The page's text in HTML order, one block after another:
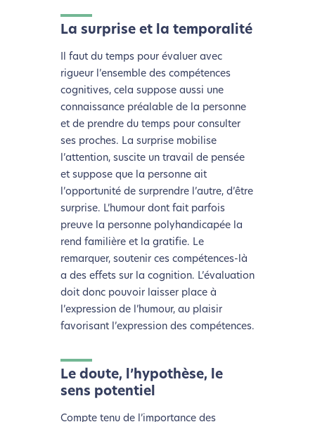
navigation, vous pouvez
Eco. Celui-ci sollicitera très peu nos serveurs et vous
deviendrez ainsi un acteur majeur de
l’écoconception.
Merci pour votre contribution !
Activer le Mode Eco Annuler
La surprise et la temporalité
Il faut du temps pour évaluer avec
rigueur l’ensemble des compétences
cognitives, cela suppose aussi une
connaissance préalable de la personne
et de prendre du temps pour consulter
ses proches. La surprise mobilise
l’attention, suscite un travail de pensée
et suppose que la personne ait
l’opportunité de surprendre l’autre, d’être
surprise. L’humour dont fait parfois
preuve la personne polyhandicapée la
rend familière et la gratifie. Le
remarquer, soutenir ces compétences-là
a des effets sur la cognition. L’évaluation
doit donc pouvoir laisser place à
l’expression de l’humour, au plaisir
favorisant l’expression des compétences.
Le doute, l’hypothèse, le
sens potentiel
Compte tenu de l’importance des